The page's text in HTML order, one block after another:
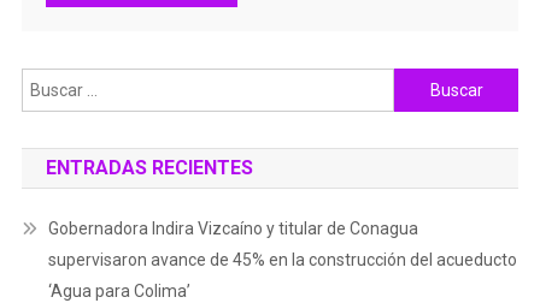
Buscar:
ENTRADAS RECIENTES
Gobernadora Indira Vizcaíno y titular de Conagua
supervisaron avance de 45% en la construcción del acueducto
‘Agua para Colima’